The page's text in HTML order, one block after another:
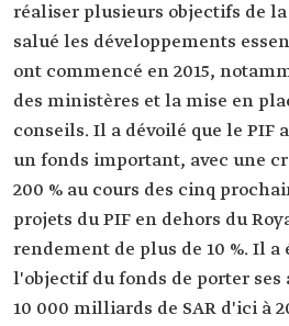
réaliser plusieurs objectifs de
salué les développements
ont commencé en 2015,
des ministères et la mise en
conseils. Il a dévoilé que le PIF
un fonds important, avec une
200 % au cours des cinq
projets du PIF en dehors du
rendement de plus de 10 %. Il
l'objectif du fonds de porter ses
10 000 milliards de SAR d'ici à